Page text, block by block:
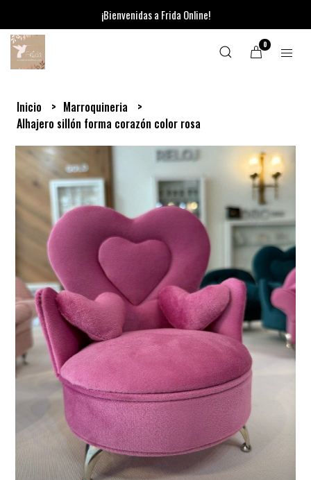
¡Bienvenidas a Frida Online!
0
Inicio
Marroquineria
Alhajero sillón forma corazón color rosa